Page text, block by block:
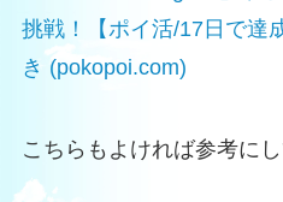
挑戦！【ポイ活/17日で達
き (pokopoi.com)
こちらもよければ参考に